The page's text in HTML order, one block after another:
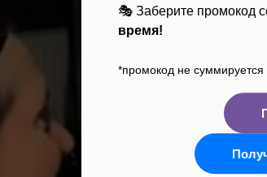
🎭 Заберите промокод
время!
*промокод не